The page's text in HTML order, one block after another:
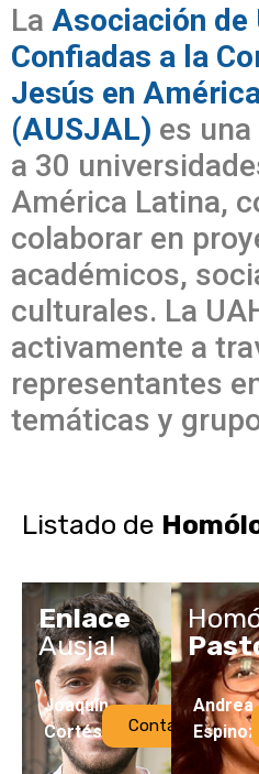
La Asociación de
Confiadas a la
Jesús en
(AUSJAL) es
a 30
América Latina,
colaborar en
académicos,
culturales. La
activamente a
representantes
temáticas y
Listado de
Enlace
Ausjal
Joaquín
Cortés
Contactar
Andrea
Espinoza